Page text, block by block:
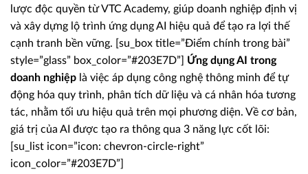
lược độc quyền từ VTC Academy, giúp doanh nghiệp định vị
và xây dựng lộ trình ứng dụng AI hiệu quả để tạo ra lợi thế
cạnh tranh bền vững. [su_box title=”Điểm chính trong bài”
style=”glass” box_color=”#203E7D”] Ứng dụng AI trong
doanh nghiệp là việc áp dụng công nghệ thông minh để tự
động hóa quy trình, phân tích dữ liệu và cá nhân hóa tương
tác, nhằm tối ưu hiệu quả trên mọi phương diện. Về cơ bản,
giá trị của AI được tạo ra thông qua 3 năng lực cốt lõi:
[su_list icon=”icon: chevron-circle-right”
icon_color=”#203E7D”]